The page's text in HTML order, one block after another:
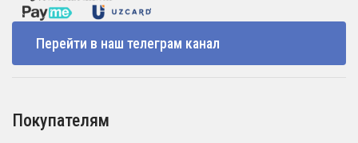
Перейти в наш телеграм канал
Покупателям